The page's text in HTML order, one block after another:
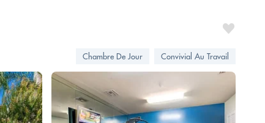
Chambre De Jour Convivial Au Travail